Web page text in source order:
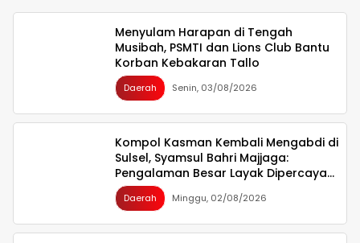
Menyulam Harapan di Tengah
Musibah, PSMTI dan Lions Club Bantu
Korban Kebakaran Tallo
Daerah Senin, 03/08/2026
Kompol Kasman Kembali Mengabdi di
Sulsel, Syamsul Bahri Majjaga:
Pengalaman Besar Layak Dipercaya
Memimpin
Daerah Minggu, 02/08/2026